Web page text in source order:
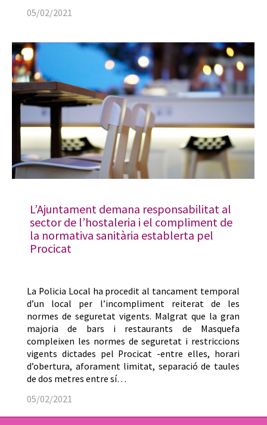
05/02/2021
L’Ajuntament demana responsabilitat al
sector de l’hostaleria i el compliment de
la normativa sanitària establerta pel
Procicat
La Policia Local ha procedit al tancament temporal
d’un local per l’incompliment reiterat de les
normes de seguretat vigents. Malgrat que la gran
majoria de bars i restaurants de Masquefa
compleixen les normes de seguretat i restriccions
vigents dictades pel Procicat -entre elles, horari
d’obertura, aforament limitat, separació de taules
de dos metres entre sí…
05/02/2021